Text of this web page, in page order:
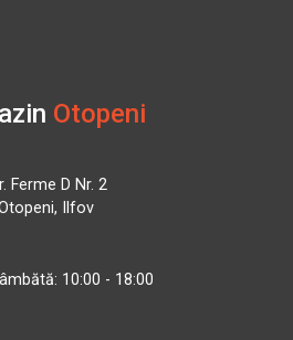
Otopeni
Ferme D Nr. 2
Ilfov
10:00 - 18:00